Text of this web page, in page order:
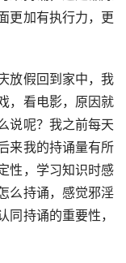
更加有执行力，更
放假回到家中，我
，看电影，原因就
说呢？我之前每天
来我的持诵量有所
性，学习知识时感
么持诵，感觉邪淫
持诵的重要性，